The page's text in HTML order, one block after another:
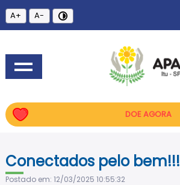
A+ A-
DOE AGORA
Conectados pelo bem!!!
Postado em: 12/03/2025 10:55:32